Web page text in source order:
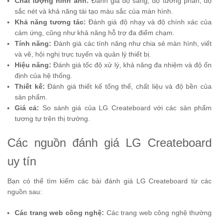
sắc nét và khả năng tái tạo màu sắc của màn hình.
Khả năng tương tác: Đánh giá độ nhạy và độ chính xác của
cảm ứng, cũng như khả năng hỗ trợ đa điểm chạm.
Tính năng: Đánh giá các tính năng như chia sẻ màn hình, viết
và vẽ, hội nghị trực tuyến và quản lý thiết bị.
Hiệu năng: Đánh giá tốc độ xử lý, khả năng đa nhiệm và độ ổn
định của hệ thống.
Thiết kế: Đánh giá thiết kế tổng thể, chất liệu và độ bền của
sản phẩm.
Giá cả: So sánh giá của LG Createboard với các sản phẩm
tương tự trên thị trường.
Các nguồn đánh giá LG Createboard
uy tín
Bạn có thể tìm kiếm các bài đánh giá LG Createboard từ các
nguồn sau:
Các trang web công nghệ: Các trang web công nghệ thường